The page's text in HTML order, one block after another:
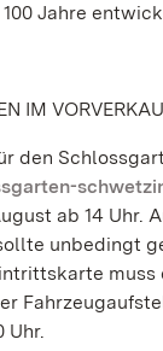
Jahre
IM
den
ab 14 Uhr.
unbedingt
Uhr.